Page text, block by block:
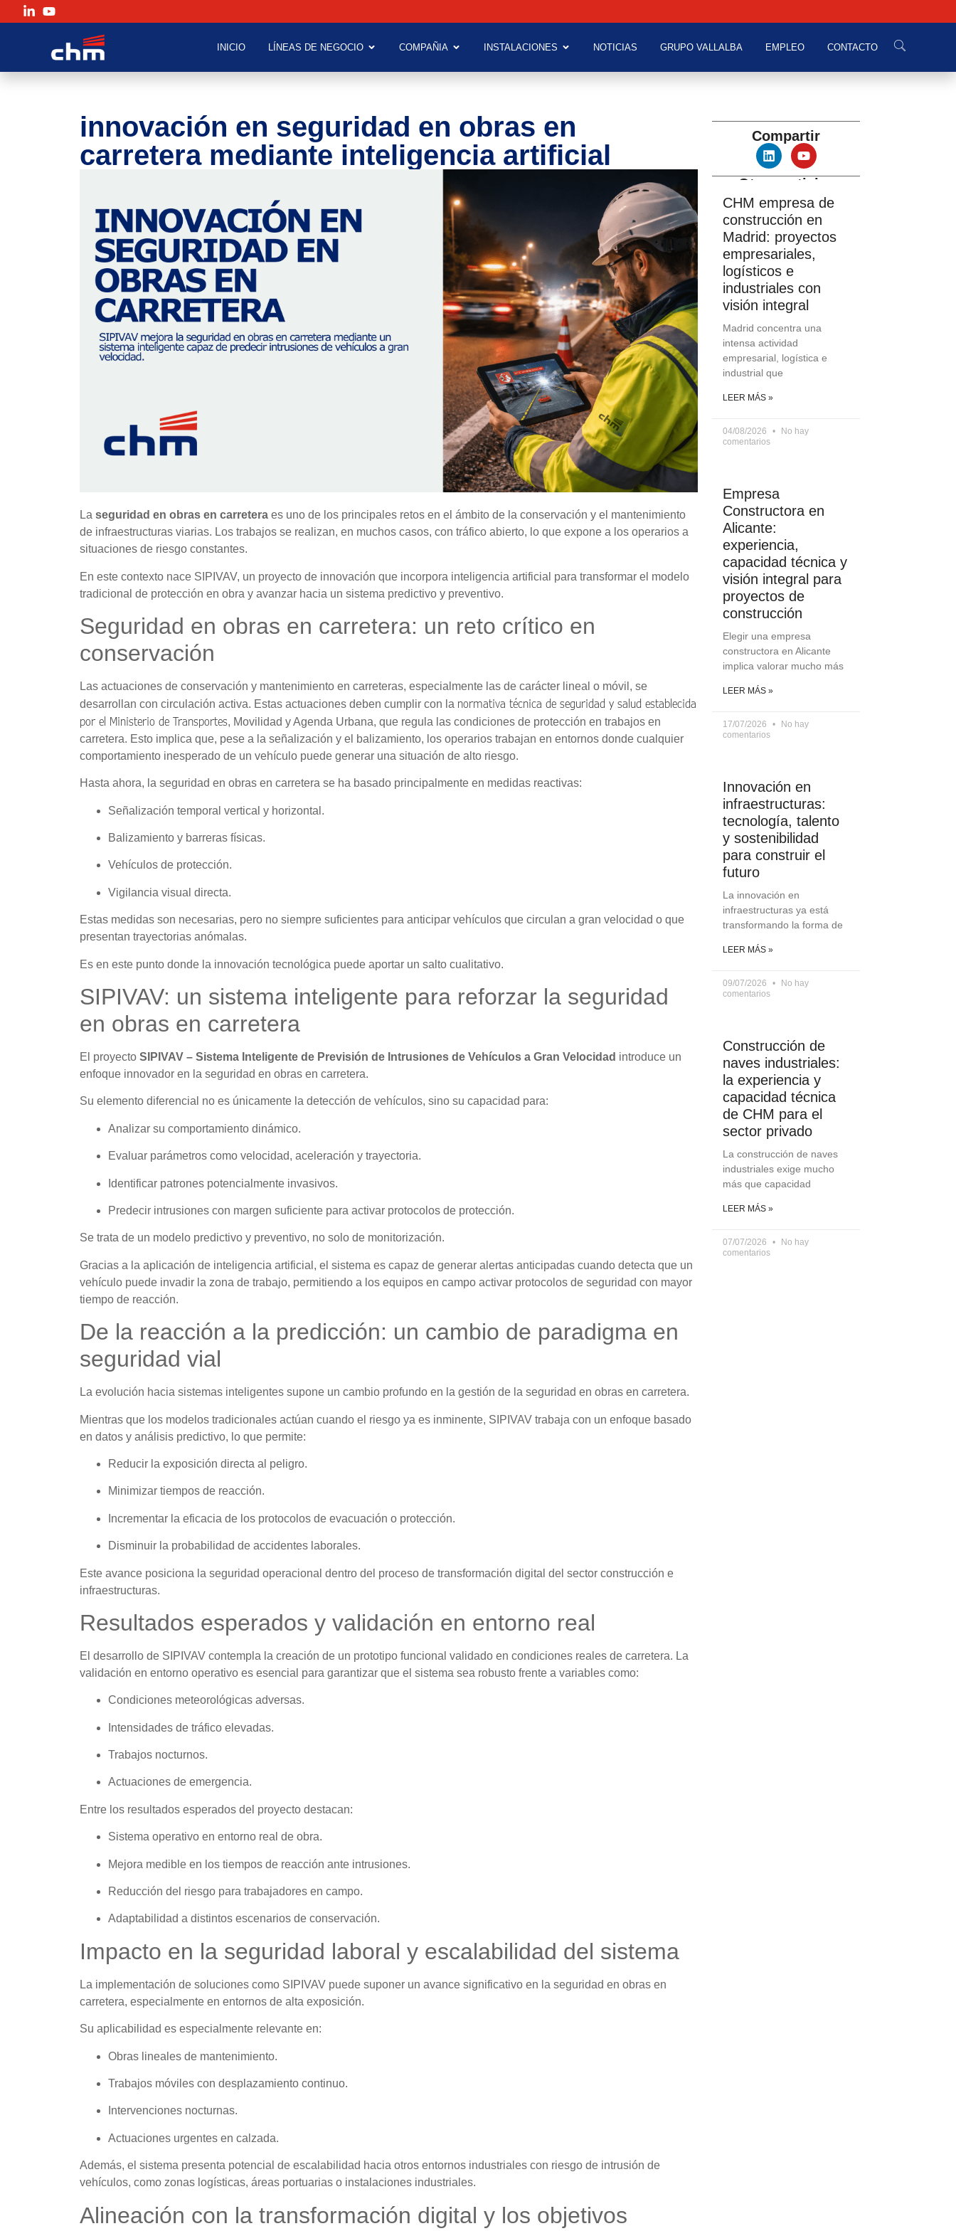
INICIO LÍNEAS DE NEGOCIO COMPAÑIA INSTALACIONES NOTICIAS GRUPO VALLALBA EMPLEO CONTACTO
innovación en seguridad en obras en
carretera mediante inteligencia artificial
La seguridad en obras en carretera es uno de los principales retos en el ámbito de la conservación y el mantenimiento
de infraestructuras viarias. Los trabajos se realizan, en muchos casos, con tráfico abierto, lo que expone a los operarios a
situaciones de riesgo constantes.
En este contexto nace SIPIVAV, un proyecto de innovación que incorpora inteligencia artificial para transformar el modelo
tradicional de protección en obra y avanzar hacia un sistema predictivo y preventivo.
Seguridad en obras en carretera: un reto crítico en
conservación
Las actuaciones de conservación y mantenimiento en carreteras, especialmente las de carácter lineal o móvil, se
desarrollan con circulación activa. Estas actuaciones deben cumplir con la normativa técnica de seguridad y salud establecida
por el Ministerio de Transportes, Movilidad y Agenda Urbana, que regula las condiciones de protección en trabajos en
carretera. Esto implica que, pese a la señalización y el balizamiento, los operarios trabajan en entornos donde cualquier
comportamiento inesperado de un vehículo puede generar una situación de alto riesgo.
Hasta ahora, la seguridad en obras en carretera se ha basado principalmente en medidas reactivas:
Señalización temporal vertical y horizontal.
Balizamiento y barreras físicas.
Vehículos de protección.
Vigilancia visual directa.
Estas medidas son necesarias, pero no siempre suficientes para anticipar vehículos que circulan a gran velocidad o que
presentan trayectorias anómalas.
Es en este punto donde la innovación tecnológica puede aportar un salto cualitativo.
SIPIVAV: un sistema inteligente para reforzar la seguridad
en obras en carretera
El proyecto SIPIVAV – Sistema Inteligente de Previsión de Intrusiones de Vehículos a Gran Velocidad introduce un
enfoque innovador en la seguridad en obras en carretera.
Su elemento diferencial no es únicamente la detección de vehículos, sino su capacidad para:
Analizar su comportamiento dinámico.
Evaluar parámetros como velocidad, aceleración y trayectoria.
Identificar patrones potencialmente invasivos.
Predecir intrusiones con margen suficiente para activar protocolos de protección.
Se trata de un modelo predictivo y preventivo, no solo de monitorización.
Gracias a la aplicación de inteligencia artificial, el sistema es capaz de generar alertas anticipadas cuando detecta que un
vehículo puede invadir la zona de trabajo, permitiendo a los equipos en campo activar protocolos de seguridad con mayor
tiempo de reacción.
De la reacción a la predicción: un cambio de paradigma en
seguridad vial
La evolución hacia sistemas inteligentes supone un cambio profundo en la gestión de la seguridad en obras en carretera.
Mientras que los modelos tradicionales actúan cuando el riesgo ya es inminente, SIPIVAV trabaja con un enfoque basado
en datos y análisis predictivo, lo que permite:
Reducir la exposición directa al peligro.
Minimizar tiempos de reacción.
Incrementar la eficacia de los protocolos de evacuación o protección.
Disminuir la probabilidad de accidentes laborales.
Este avance posiciona la seguridad operacional dentro del proceso de transformación digital del sector construcción e
infraestructuras.
Resultados esperados y validación en entorno real
El desarrollo de SIPIVAV contempla la creación de un prototipo funcional validado en condiciones reales de carretera. La
validación en entorno operativo es esencial para garantizar que el sistema sea robusto frente a variables como:
Condiciones meteorológicas adversas.
Intensidades de tráfico elevadas.
Trabajos nocturnos.
Actuaciones de emergencia.
Entre los resultados esperados del proyecto destacan:
Sistema operativo en entorno real de obra.
Mejora medible en los tiempos de reacción ante intrusiones.
Reducción del riesgo para trabajadores en campo.
Adaptabilidad a distintos escenarios de conservación.
Impacto en la seguridad laboral y escalabilidad del sistema
La implementación de soluciones como SIPIVAV puede suponer un avance significativo en la seguridad en obras en
carretera, especialmente en entornos de alta exposición.
Su aplicabilidad es especialmente relevante en:
Obras lineales de mantenimiento.
Trabajos móviles con desplazamiento continuo.
Intervenciones nocturnas.
Actuaciones urgentes en calzada.
Además, el sistema presenta potencial de escalabilidad hacia otros entornos industriales con riesgo de intrusión de
vehículos, como zonas logísticas, áreas portuarias o instalaciones industriales.
Alineación con la transformación digital y los objetivos
Compartir
Otras noticias
CHM empresa de
construcción en
Madrid: proyectos
empresariales,
logísticos e
industriales con
visión integral
Madrid concentra una
intensa actividad
empresarial, logística e
industrial que
LEER MÁS »
04/08/2026
No hay
comentarios
Empresa
Constructora en
Alicante:
experiencia,
capacidad técnica y
visión integral para
proyectos de
construcción
Elegir una empresa
constructora en Alicante
implica valorar mucho más
LEER MÁS »
17/07/2026
No hay
comentarios
Innovación en
infraestructuras:
tecnología, talento
y sostenibilidad
para construir el
futuro
La innovación en
infraestructuras ya está
transformando la forma de
LEER MÁS »
09/07/2026
No hay
comentarios
Construcción de
naves industriales:
la experiencia y
capacidad técnica
de CHM para el
sector privado
La construcción de naves
industriales exige mucho
más que capacidad
LEER MÁS »
07/07/2026
No hay
comentarios